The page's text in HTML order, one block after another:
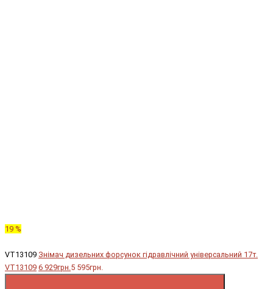
19 %
VT13109 Знімач дизельних форсунок гідравлічний універсальний 17т.
VT13109 6 929грн. 5 595грн.